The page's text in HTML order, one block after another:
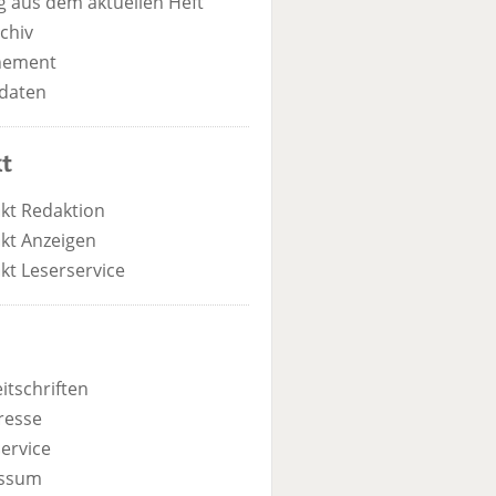
Redaktion
Anzeigen
Leserservice